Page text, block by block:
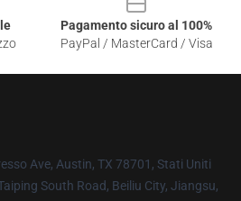
Pagamento sicuro al 100%
PayPal / MasterCard / Visa
Ave, Austin, TX 78701, Stati Uniti
South Road, Beiliu City, Jiangsu,